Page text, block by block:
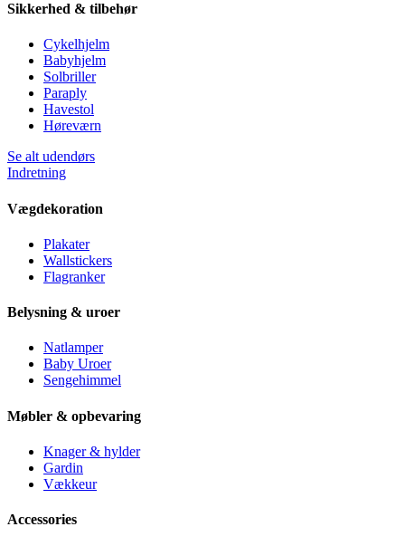
Sikkerhed & tilbehør
Cykelhjelm
Babyhjelm
Solbriller
Paraply
Havestol
Høreværn
Se alt udendørs
Indretning
Vægdekoration
Plakater
Wallstickers
Flagranker
Belysning & uroer
Natlamper
Baby Uroer
Sengehimmel
Møbler & opbevaring
Knager & hylder
Gardin
Vækkeur
Accessories